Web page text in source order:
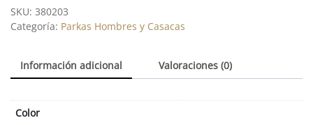
|
Líneas
Coral
SKU: 380203
Categoría: Parkas Hombres y Casacas
Información adicional Valoraciones (0)
Color